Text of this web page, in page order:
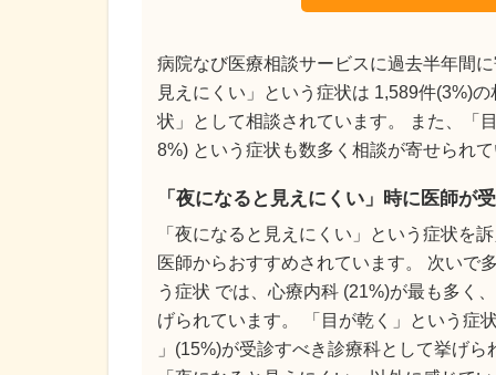
病院なび医療相談サービスに過去半年間
見えにくい」という症状は 1,589件(3%)
状」として相談されています。 また、「
8%) という症状も数多く相談が寄せられ
「夜になると見えにくい」時に医師が
「夜になると見えにくい」という症状を
医師からおすすめされています。 次いで
う症状 では、心療内科 (21%)が最も多く
げられています。 「目が乾く」という症
」(15%)が受診すべき診療科として挙げら